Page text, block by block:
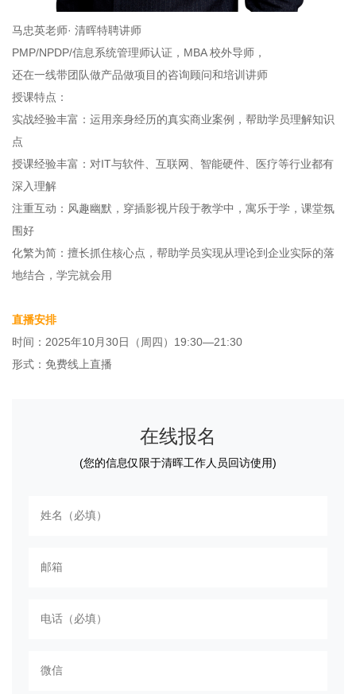
马忠英老师· 清晖特聘讲师
PMP/NPDP/信息系统管理师认证，MBA 校外导师，
还在一线带团队做产品做项目的咨询顾问和培训讲师
授课特点：
实战经验丰富：运用亲身经历的真实商业案例，帮助学员理解知识
点
授课经验丰富：对IT与软件、互联网、智能硬件、医疗等行业都有
深入理解
注重互动：风趣幽默，穿插影视片段于教学中，寓乐于学，课堂氛
围好
化繁为简：擅长抓住核心点，帮助学员实现从理论到企业实际的落
地结合，学完就会用
直播安排
时间：2025年10月30日（周四）19:30—21:30
形式：免费线上直播
在线报名
(您的信息仅限于清晖工作人员回访使用)